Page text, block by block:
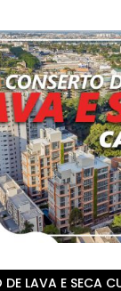
DE LAVA E SECA